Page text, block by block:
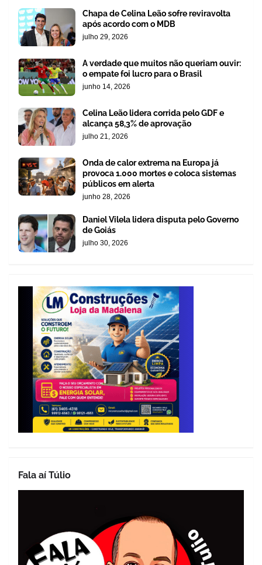
Chapa de Celina Leão sofre reviravolta
após acordo com o MDB
julho 29, 2026
A verdade que muitos não queriam ouvir:
o empate foi lucro para o Brasil
junho 14, 2026
Celina Leão lidera corrida pelo GDF e
alcança 58,3% de aprovação
julho 21, 2026
Onda de calor extrema na Europa já
provoca 1.000 mortes e coloca sistemas
públicos em alerta
junho 28, 2026
Daniel Vilela lidera disputa pelo Governo
de Goiás
julho 30, 2026
Fala aí Túlio